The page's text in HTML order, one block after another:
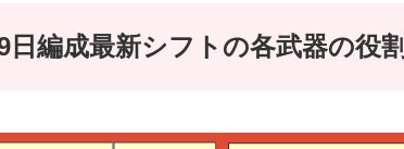
日編成最新シフトの各武器の役割